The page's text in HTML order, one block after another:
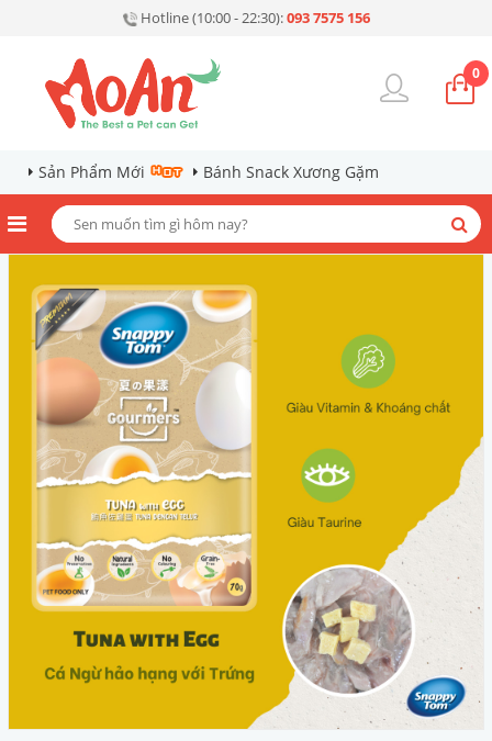
Hotline (10:00 - 22:30):093 7575 156
0
Sản Phẩm Mới Bánh Snack Xương Gặm